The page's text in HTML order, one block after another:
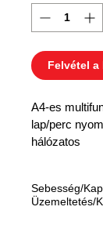
Felvétel a
A4-es
lap/perc
hálózatos
Sebesség/
Üzemeltetés/